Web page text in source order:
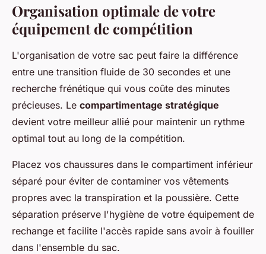
Organisation optimale de votre
équipement de compétition
L'organisation de votre sac peut faire la différence
entre une transition fluide de 30 secondes et une
recherche frénétique qui vous coûte des minutes
précieuses. Le compartimentage stratégique
devient votre meilleur allié pour maintenir un rythme
optimal tout au long de la compétition.
Placez vos chaussures dans le compartiment inférieur
séparé pour éviter de contaminer vos vêtements
propres avec la transpiration et la poussière. Cette
séparation préserve l'hygiène de votre équipement de
rechange et facilite l'accès rapide sans avoir à fouiller
dans l'ensemble du sac.